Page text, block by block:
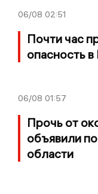
06/08 02:51
Почти час
опасность
06/08 01:57
Прочь от
объявили
области